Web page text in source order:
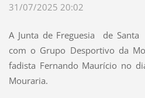
31/07/2025 20:02
A Junta de Freguesia de
com o Grupo Desportivo da
fadista Fernando Maurício no
Mouraria.